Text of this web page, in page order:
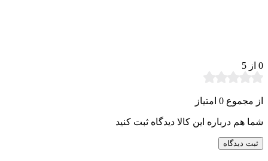
0 از 5
از مجموع 0 امتیاز
شما هم درباره این کالا دیدگاه ثبت کنید
ثبت دیدگاه